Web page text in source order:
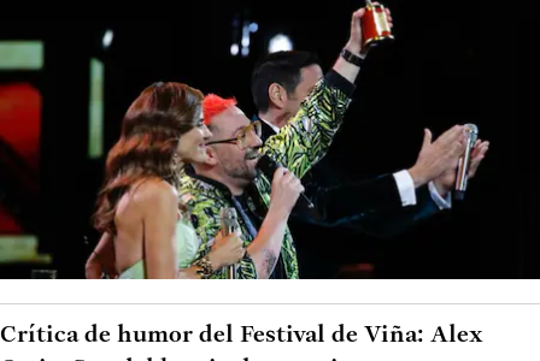
Crítica de humor del Festival de Viña: Alex